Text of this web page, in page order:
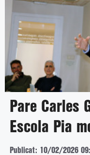
Pare Carles
Escola Pia
Publicat: 10/02/2026